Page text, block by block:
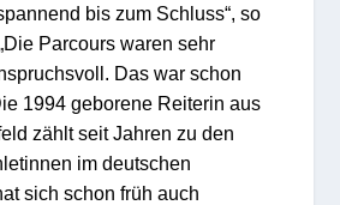
bis zum Schluss“, so
Parcours waren sehr
Das war schon
1994 geborene Reiterin aus
zählt seit Jahren zu den
im deutschen
sich schon früh auch